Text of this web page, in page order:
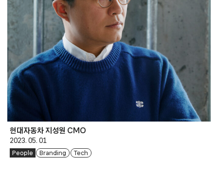
현대자동차 지성원 CMO
2023. 05. 01
People Branding Tech